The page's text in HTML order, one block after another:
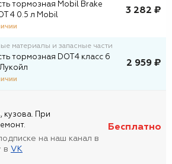
тормозная Mobil Brake
4 0.5 л Mobil
3 282 ₽
материалы и запасные части
тормозная DOT4 класс 6
2 959 ₽
кузова. При
на наш канал в
в VK
Бесплатно